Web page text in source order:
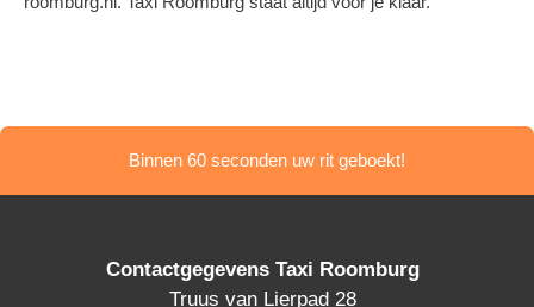
Binnen 60 seconden uw rit geboekt!
Contactgegevens Taxi Roomburg
Truus van Lierpad 28